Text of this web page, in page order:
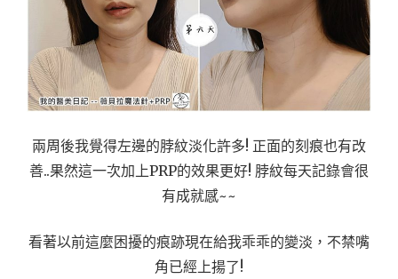
兩周後我覺得左邊的脖紋淡化許多! 正面的刻痕也有改
善..果然這一次加上PRP的效果更好! 脖紋每天記錄會很
有成就感~~
看著以前這麼困擾的痕跡現在給我乖乖的變淡，不禁嘴
角已經上揚了!